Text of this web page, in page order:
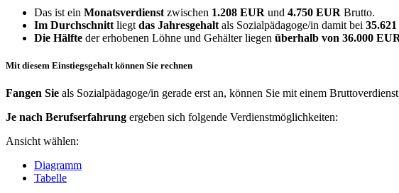
Das ist ein Monatsverdienst zwischen 1.208 EUR und 4.750 EUR Brutto.
Im Durchschnitt liegt das Jahresgehalt als Sozialpädagoge/in damit bei
Die Hälfte der erhobenen Löhne und Gehälter liegen überhalb von 36.000
Mit diesem Einstiegsgehalt können Sie rechnen
Fangen Sie als Sozialpädagoge/in gerade erst an, können Sie mit einem
Je nach Berufserfahrung ergeben sich folgende Verdienstmöglichkeiten:
Ansicht wählen:
Diagramm
Tabelle